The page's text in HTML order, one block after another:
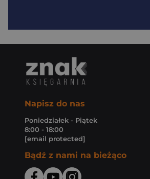
Napisz do nas
Poniedziałek - Piątek
8:00 - 18:00
[email protected]
Bądź z nami na bieżąco